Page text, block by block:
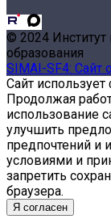
© 2024
образования
SIMAI-SF4: Сайт
Сайт
Продолжая
использование
улучшить
предпочтений и
условиями и
запретить
браузера.
Я согласен